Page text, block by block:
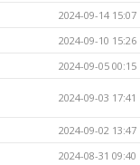
2024-09-14 15:07
2024-09-10 15:26
2024-09-05 00:15
2024-09-03 17:41
2024-09-02 13:47
2024-08-31 09:40